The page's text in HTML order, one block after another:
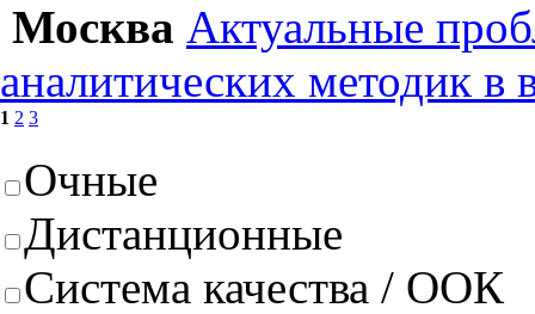
Москва Актуальные
аналитических методик в
1 2 3
Очные
Дистанционные
Система качества / ООК